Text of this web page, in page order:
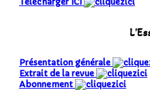
Présentation générale
Extrait de la revue
Abonnement